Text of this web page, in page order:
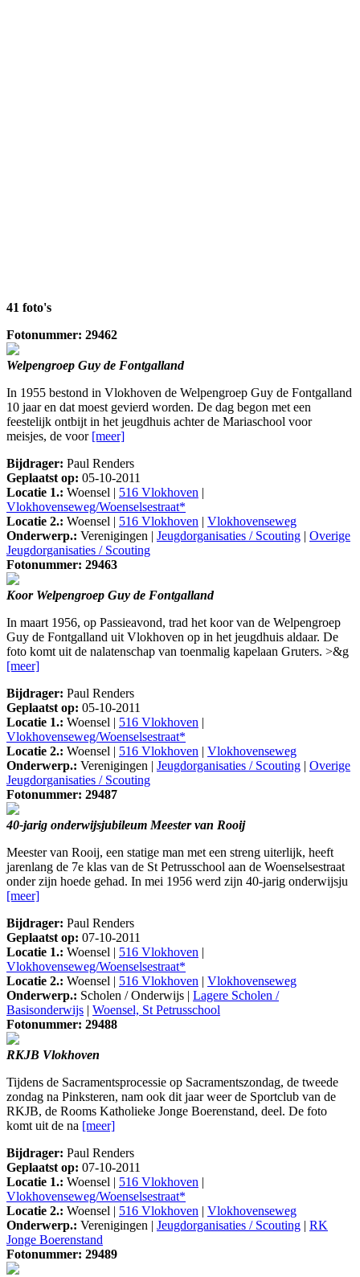
41 foto's
Fotonummer: 29462
Welpengroep Guy de Fontgalland
In 1955 bestond in Vlokhoven de Welpengroep Guy de Fontgalland
10 jaar en dat moest gevierd worden. De dag begon met een
feestelijk ontbijt in het jeugdhuis achter de Mariaschool voor
meisjes, de voor [meer]
Bijdrager: Paul Renders
Geplaatst op: 05-10-2011
Locatie 1.: Woensel | 516 Vlokhoven |
Vlokhovenseweg/Woenselsestraat*
Locatie 2.: Woensel | 516 Vlokhoven | Vlokhovenseweg
Onderwerp.: Verenigingen | Jeugdorganisaties / Scouting | Overige
Jeugdorganisaties / Scouting
Fotonummer: 29463
Koor Welpengroep Guy de Fontgalland
In maart 1956, op Passieavond, trad het koor van de Welpengroep
Guy de Fontgalland uit Vlokhoven op in het jeugdhuis aldaar. De
foto komt uit de nalatenschap van toenmalig kapelaan Gruters. >&g
[meer]
Bijdrager: Paul Renders
Geplaatst op: 05-10-2011
Locatie 1.: Woensel | 516 Vlokhoven |
Vlokhovenseweg/Woenselsestraat*
Locatie 2.: Woensel | 516 Vlokhoven | Vlokhovenseweg
Onderwerp.: Verenigingen | Jeugdorganisaties / Scouting | Overige
Jeugdorganisaties / Scouting
Fotonummer: 29487
40-jarig onderwijsjubileum Meester van Rooij
Meester van Rooij, een statige man met een streng uiterlijk, heeft
jarenlang de 7e klas van de St Petrusschool aan de Woenselsestraat
onder zijn hoede gehad. In mei 1956 werd zijn 40-jarig onderwijsju
[meer]
Bijdrager: Paul Renders
Geplaatst op: 07-10-2011
Locatie 1.: Woensel | 516 Vlokhoven |
Vlokhovenseweg/Woenselsestraat*
Locatie 2.: Woensel | 516 Vlokhoven | Vlokhovenseweg
Onderwerp.: Scholen / Onderwijs | Lagere Scholen /
Basisonderwijs | Woensel, St Petrusschool
Fotonummer: 29488
RKJB Vlokhoven
Tijdens de Sacramentsprocessie op Sacramentszondag, de tweede
zondag na Pinksteren, nam ook dit jaar weer de Sportclub van de
RKJB, de Rooms Katholieke Jonge Boerenstand, deel. De foto
komt uit de na [meer]
Bijdrager: Paul Renders
Geplaatst op: 07-10-2011
Locatie 1.: Woensel | 516 Vlokhoven |
Vlokhovenseweg/Woenselsestraat*
Locatie 2.: Woensel | 516 Vlokhoven | Vlokhovenseweg
Onderwerp.: Verenigingen | Jeugdorganisaties / Scouting | RK
Jonge Boerenstand
Fotonummer: 29489